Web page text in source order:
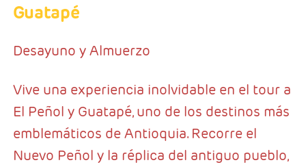
Guatapé
Desayuno y Almuerzo
Vive una experiencia inolvidable en el tour a
El Peñol y Guatapé, uno de los destinos más
emblemáticos de Antioquia. Recorre el
Nuevo Peñol y la réplica del antiguo pueblo,